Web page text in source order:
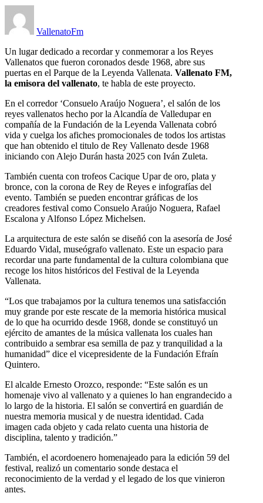
VallenatoFm
Un lugar dedicado a recordar y conmemorar a los Reyes
Vallenatos que fueron coronados desde 1968, abre sus
puertas en el Parque de la Leyenda Vallenata. Vallenato FM,
la emisora del vallenato, te habla de este proyecto.
En el corredor ‘Consuelo Araújo Noguera’, el salón de los
reyes vallenatos hecho por la Alcandía de Valledupar en
compañía de la Fundación de la Leyenda Vallenata cobró
vida y cuelga los afiches promocionales de todos los artistas
que han obtenido el titulo de Rey Vallenato desde 1968
iniciando con Alejo Durán hasta 2025 con Iván Zuleta.
También cuenta con trofeos Cacique Upar de oro, plata y
bronce, con la corona de Rey de Reyes e infografías del
evento. También se pueden encontrar gráficas de los
creadores festival como Consuelo Araújo Noguera, Rafael
Escalona y Alfonso López Michelsen.
La arquitectura de este salón se diseñó con la asesoría de José
Eduardo Vidal, museógrafo vallenato. Este un espacio para
recordar una parte fundamental de la cultura colombiana que
recoge los hitos históricos del Festival de la Leyenda
Vallenata.
“Los que trabajamos por la cultura tenemos una satisfacción
muy grande por este rescate de la memoria histórica musical
de lo que ha ocurrido desde 1968, donde se constituyó un
ejército de amantes de la música vallenata los cuales han
contribuido a sembrar esa semilla de paz y tranquilidad a la
humanidad” dice el vicepresidente de la Fundación Efraín
Quintero.
El alcalde Ernesto Orozco, responde: “Este salón es un
homenaje vivo al vallenato y a quienes lo han engrandecido a
lo largo de la historia. El salón se convertirá en guardián de
nuestra memoria musical y de nuestra identidad. Cada
imagen cada objeto y cada relato cuenta una historia de
disciplina, talento y tradición.”
También, el acordoenero homenajeado para la edición 59 del
festival, realizó un comentario sonde destaca el
reconocimiento de la verdad y el legado de los que vinieron
antes.